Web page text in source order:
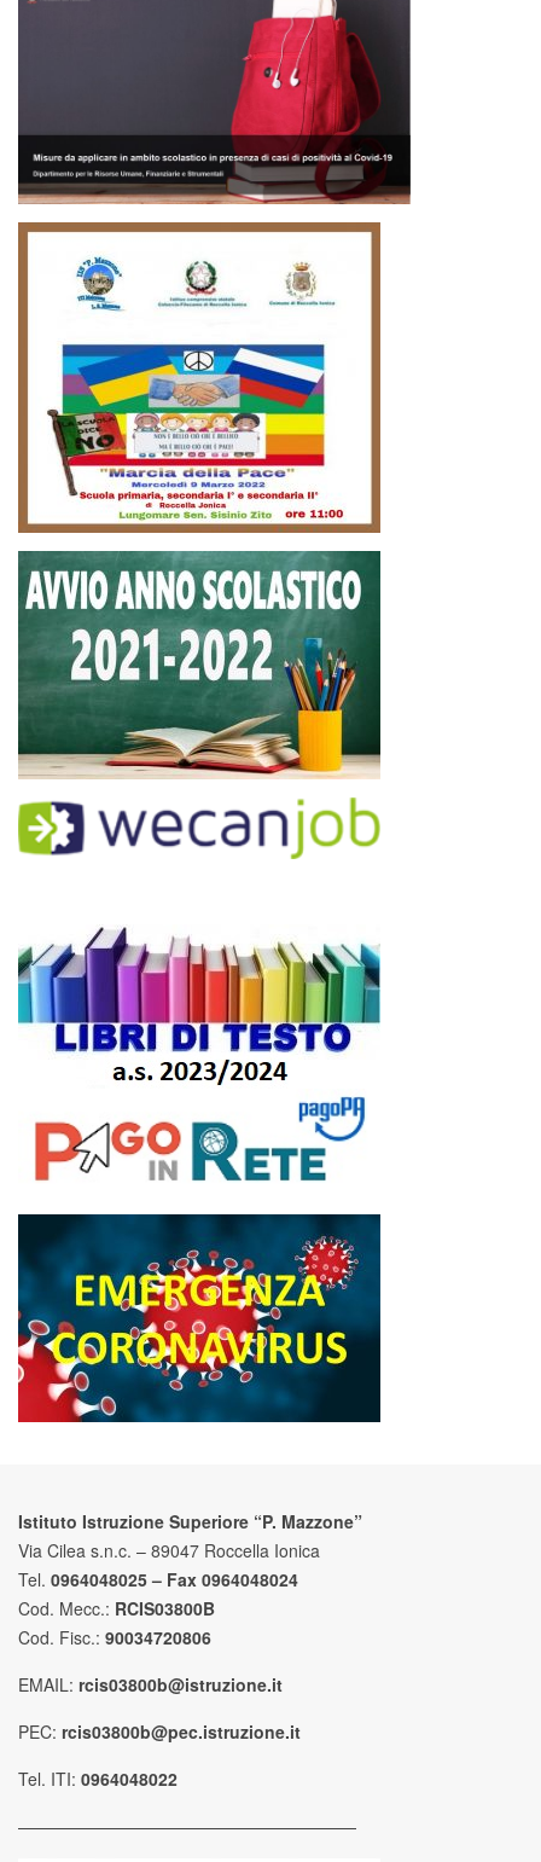
Istituto Istruzione Superiore “P. Mazzone”
Via Cilea s.n.c. – 89047 Roccella Ionica
Tel. 0964048025 – Fax 0964048024
Cod. Mecc.: RCIS03800B
Cod. Fisc.: 90034720806
EMAIL: rcis03800b@istruzione.it
PEC: rcis03800b@pec.istruzione.it
Tel. ITI: 0964048022
————————————————————